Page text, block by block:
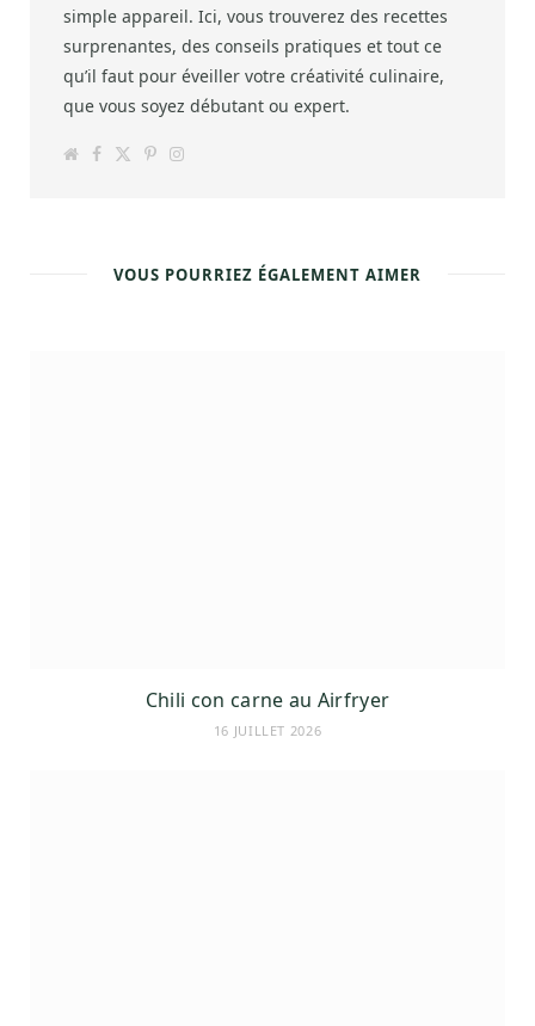
simple appareil. Ici, vous trouverez des recettes
surprenantes, des conseils pratiques et tout ce
qu’il faut pour éveiller votre créativité culinaire,
que vous soyez débutant ou expert.
F
P
s
I
a
VOUS POURRIEZ ÉGALEMENT AIMER
Chili con carne au Airfryer
16 JUILLET 2026